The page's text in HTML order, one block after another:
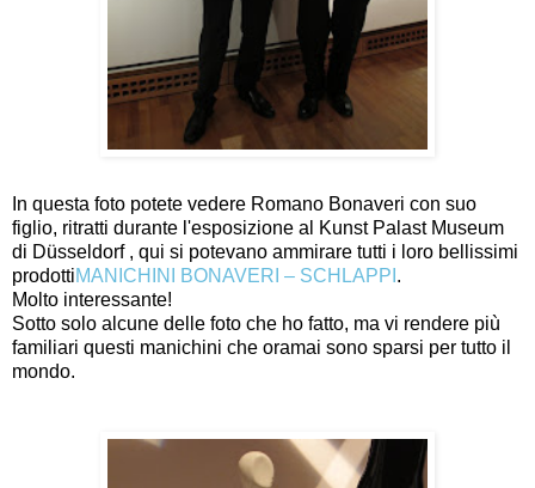
In questa foto potete vedere Romano Bonaveri con suo
figlio, ritratti durante l'esposizione al Kunst Palast Museum
di Düsseldorf , qui si potevano ammirare tutti i loro bellissimi
prodottiMANICHINI BONAVERI – SCHLAPPI .
Molto interessante!
Sotto solo alcune delle foto che ho fatto, ma vi rendere più
familiari questi manichini che oramai sono sparsi per tutto il
mondo.